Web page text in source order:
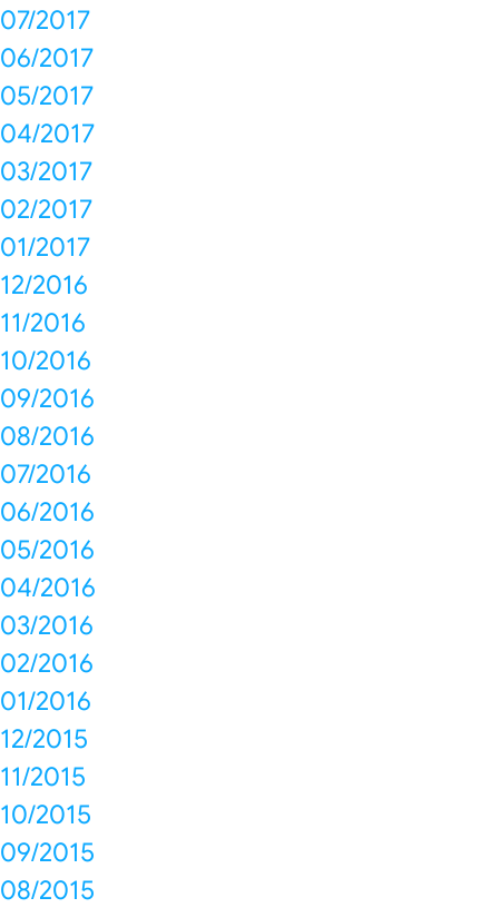
07/2017
06/2017
05/2017
04/2017
03/2017
02/2017
01/2017
12/2016
11/2016
10/2016
09/2016
08/2016
07/2016
06/2016
05/2016
04/2016
03/2016
02/2016
01/2016
12/2015
11/2015
10/2015
09/2015
08/2015